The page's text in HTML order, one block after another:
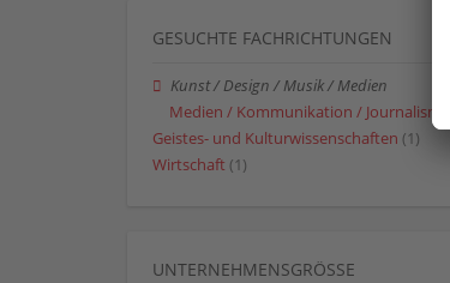
GESUCHTE FACHRICHTUNGEN
Kunst / Design / Musik / Medien
Medien / Kommunikation / Journalismus
Geistes- und Kulturwissenschaften (1)
Wirtschaft (1)
UNTERNEHMENSGRÖSSE